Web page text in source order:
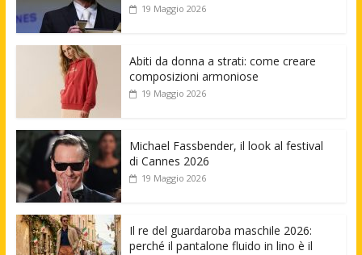
19 Maggio 2026
Abiti da donna a strati: come creare
composizioni armoniose
19 Maggio 2026
Michael Fassbender, il look al festival
di Cannes 2026
19 Maggio 2026
Il re del guardaroba maschile 2026:
perché il pantalone fluido in lino è il